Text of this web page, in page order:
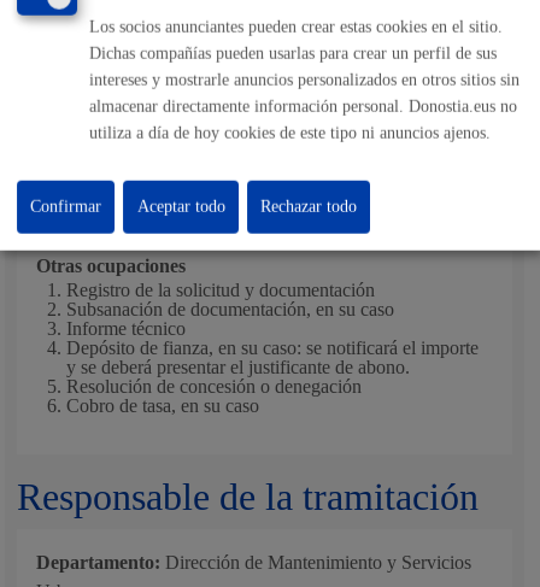
Pasos del procedimiento
Ocupaciones simples
Registro de la solicitud y documentación
Otras ocupaciones
Registro de la solicitud y documentación
Subsanación de documentación, en su caso
Informe técnico
Depósito de fianza, en su caso: se notificará el importe
y se deberá presentar el justificante de abono.
Resolución de concesión o denegación
Cobro de tasa, en su caso
Responsable de la tramitación
Departamento: Dirección de Mantenimiento y Servicios
Los socios anunciantes pueden crear estas cookies en el sitio.
Dichas compañías pueden usarlas para crear un perfil de sus
intereses y mostrarle anuncios personalizados en otros sitios sin
almacenar directamente información personal. Donostia.eus no
utiliza a día de hoy cookies de este tipo ni anuncios ajenos.
Rechazar todo
Confirmar Aceptar todo